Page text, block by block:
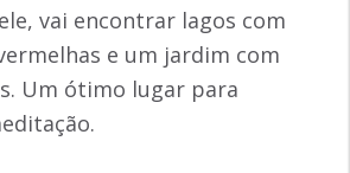
vai encontrar lagos com
e um jardim com
Um ótimo lugar para